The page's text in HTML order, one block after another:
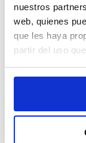
nuestros
web, quienes
que les haya
partir del uso